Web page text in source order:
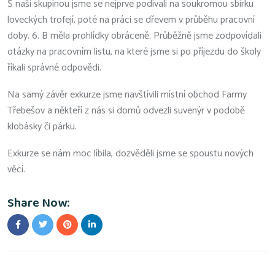
S naší skupinou jsme se nejprve podívali na soukromou sbírku
loveckých trofejí, poté na práci se dřevem v průběhu pracovní
doby. 6. B měla prohlídky obráceně. Průběžně jsme zodpovídali
otázky na pracovním listu, na které jsme si po příjezdu do školy
říkali správné odpovědi.
Na samý závěr exkurze jsme navštívili místní obchod Farmy
Třebešov a někteří z nás si domů odvezli suvenýr v podobě
klobásky či párku.
Exkurze se nám moc líbila, dozvěděli jsme se spoustu nových
věcí.
Share Now: